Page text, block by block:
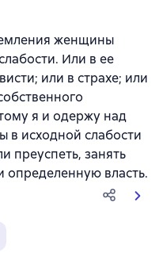
женщины
Или в ее
или в страхе; или
я и одержу над
в исходной слабости
преуспеть, занять
определенную власть.